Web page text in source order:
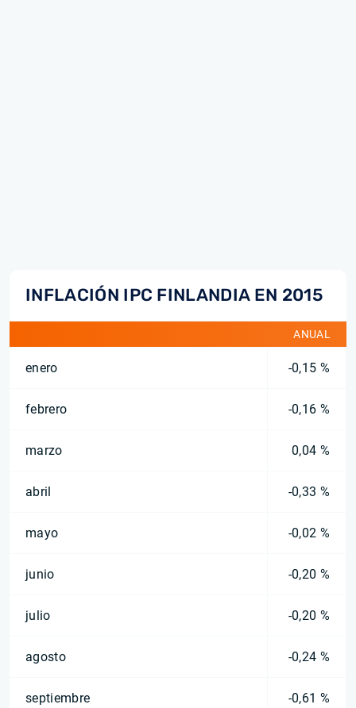
INFLACIÓN IPC FINLANDIA EN 2015
ANUAL
enero -0,15 %
febrero -0,16 %
marzo 0,04 %
abril -0,33 %
mayo -0,02 %
junio -0,20 %
julio -0,20 %
agosto -0,24 %
septiembre -0,61 %